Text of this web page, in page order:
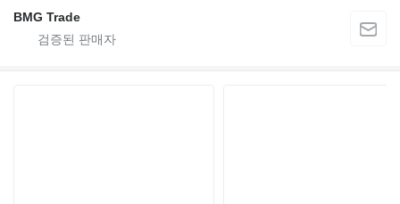
BMG Trade